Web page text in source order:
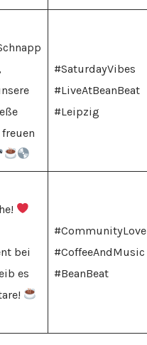
#SaturdayVibes
#LiveAtBeanBeat
#Leipzig
bei
es
#CommunityLove
#CoffeeAndMusic
#BeanBeat